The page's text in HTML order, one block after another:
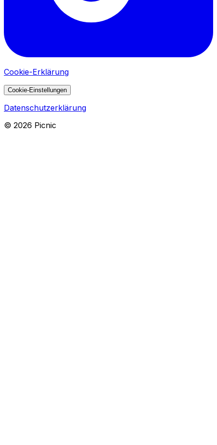
Cookie-Erklärung
Cookie-Einstellungen
Datenschutzerklärung
© 2026 Picnic